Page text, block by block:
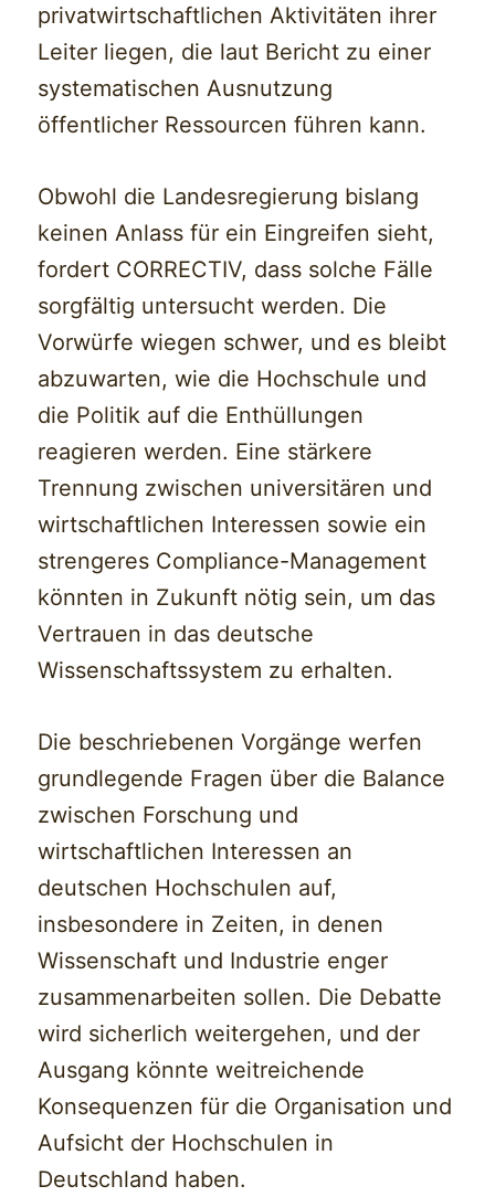
privatwirtschaftlichen Aktivitäten ihrer
Leiter liegen, die laut Bericht zu einer
systematischen Ausnutzung
öffentlicher Ressourcen führen kann.
Obwohl die Landesregierung bislang
keinen Anlass für ein Eingreifen sieht,
fordert CORRECTIV, dass solche Fälle
sorgfältig untersucht werden. Die
Vorwürfe wiegen schwer, und es bleibt
abzuwarten, wie die Hochschule und
die Politik auf die Enthüllungen
reagieren werden. Eine stärkere
Trennung zwischen universitären und
wirtschaftlichen Interessen sowie ein
strengeres Compliance-Management
könnten in Zukunft nötig sein, um das
Vertrauen in das deutsche
Wissenschaftssystem zu erhalten.
Die beschriebenen Vorgänge werfen
grundlegende Fragen über die Balance
zwischen Forschung und
wirtschaftlichen Interessen an
deutschen Hochschulen auf,
insbesondere in Zeiten, in denen
Wissenschaft und Industrie enger
zusammenarbeiten sollen. Die Debatte
wird sicherlich weitergehen, und der
Ausgang könnte weitreichende
Konsequenzen für die Organisation und
Aufsicht der Hochschulen in
Deutschland haben.